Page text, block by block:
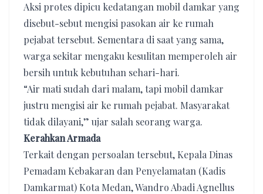
Aksi protes dipicu kedatangan mobil damkar yang
disebut-sebut mengisi pasokan air ke rumah
pejabat tersebut. Sementara di saat yang sama,
warga sekitar mengaku kesulitan memperoleh air
bersih untuk kebutuhan sehari-hari.
“Air mati sudah dari malam, tapi mobil damkar
justru mengisi air ke rumah pejabat. Masyarakat
tidak dilayani,” ujar salah seorang warga.
Kerahkan Armada
Terkait dengan persoalan tersebut, Kepala Dinas
Pemadam Kebakaran dan Penyelamatan (Kadis
Damkarmat) Kota Medan, Wandro Abadi Agnellus